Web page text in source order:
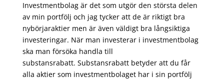
Investmentbolag är det som utgör den största delen
av min portfölj och jag tycker att de är riktigt bra
nybörjaraktier men är även väldigt bra långsiktiga
investeringar. När man investerar i investmentbolag
ska man försöka handla till
substansrabatt. Substansrabatt betyder att du får
alla aktier som investmentbolaget har i sin portfölj